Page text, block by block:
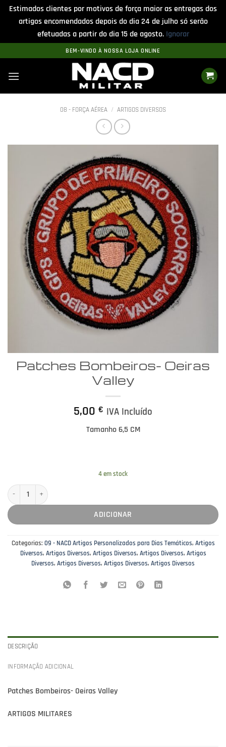
Estimados clientes por motivos de força maior as entregas dos
artigos encomendados depois do dia 24 de julho só serão
efetuadas a partir do dia 15 de agosto. Ignorar
to
content
BEM-VINDO À NOSSA LOJA ONLINE
08 - FORÇA AÉREA / ARTIGOS DIVERSOS
Patches Bombeiros- Oeiras
Valley
5,00 € IVA Incluído
Tamanho 6,5 CM
4 em stock
Quantidade de Patches Bombeiros- Oeiras Valley
ADICIONAR
Categorias: 09 - NACD Artigos Personalizados para Dias Temáticos, Artigos
Diversos, Artigos Diversos, Artigos Diversos, Artigos Diversos, Artigos
Diversos, Artigos Diversos, Artigos Diversos, Artigos Diversos
DESCRIÇÃO
INFORMAÇÃO ADICIONAL
Patches Bombeiros- Oeiras Valley
ARTIGOS MILITARES